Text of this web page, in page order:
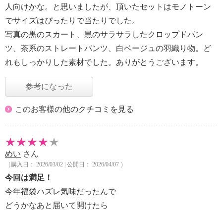
人向けかな。と思いましたが、頂いたセットはモノトーン
でサイズはぴったりで当たりでした。
写真の黒のスカート、黒のサラサラしたクロップドパン
ツ、茶系のストレートパンツ、白ベージュの羽織り物。ど
れもしっかりした素材でした。ありがとうございます。
参考になった
このお客様の他のクチコミを見る
めい さん
（購入日： 2026/03/02 | 公開日： 2026/04/07 ）
今回は満足！
今年福袋ハズレ気味だったんで
どうかなあと届いて開けたら